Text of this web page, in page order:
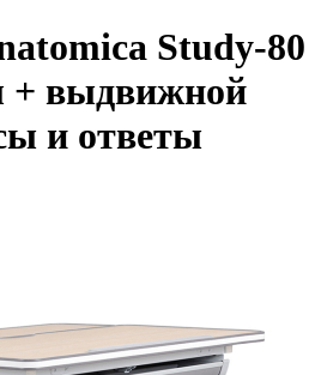
Study-80
+ выдвижной
и ответы